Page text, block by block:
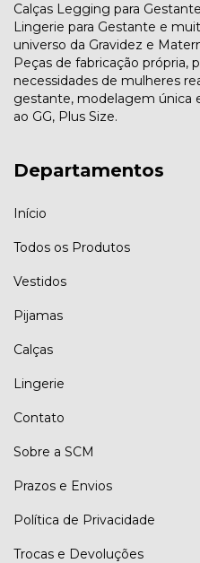
Calças Legging para
Lingerie para Gestante e
universo da Gravidez e
Peças de fabricação própria,
necessidades de mulheres
gestante, modelagem única
ao GG, Plus Size.
Departamentos
Início
Todos os Produtos
Vestidos
Pijamas
Calças
Lingerie
Contato
Sobre a SCM
Prazos e Envios
Política de Privacidade
Trocas e Devoluções